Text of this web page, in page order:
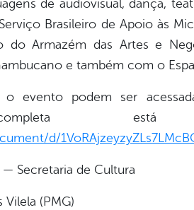
de audiovisual, dança,
Brasileiro de Apoio às
do Armazém das Artes e
e também com o
o evento podem ser
completa
d/
Secretaria de Cultura
(PMG)